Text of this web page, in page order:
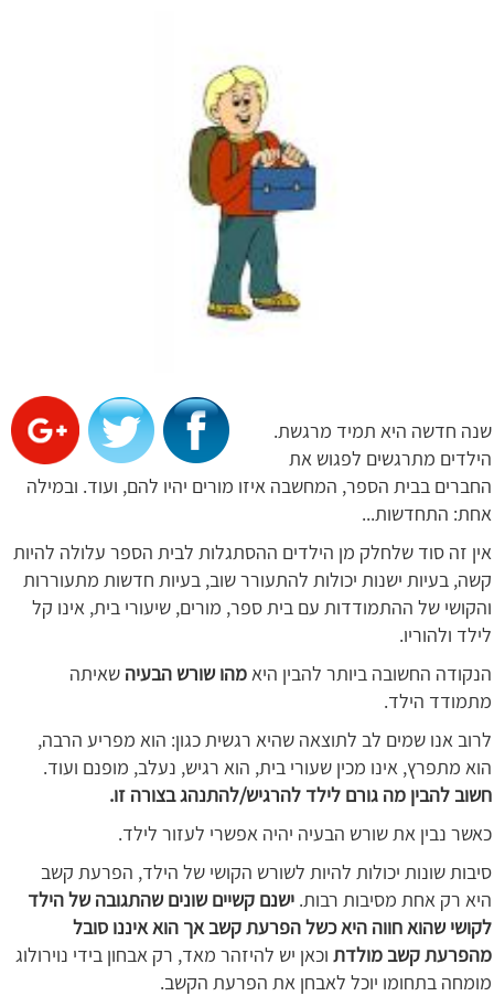
שנה חדשה היא תמיד מרגשת.
הילדים מתרגשים לפגוש את
החברים בבית הספר, המחשבה איזו מורים יהיו להם, ועוד. ובמילה
אחת: התחדשות...
אין זה סוד שלחלק מן הילדים ההסתגלות לבית הספר עלולה להיות
קשה, בעיות ישנות יכולות להתעורר שוב, בעיות חדשות מתעוררות
והקושי של ההתמודדות עם בית ספר, מורים, שיעורי בית, אינו קל
לילד ולהוריו.
הנקודה החשובה ביותר להבין היא מהו שורש הבעיה שאיתה
מתמודד הילד.
לרוב אנו שמים לב לתוצאה שהיא רגשית כגון: הוא מפריע הרבה,
הוא מתפרץ, אינו מכין שעורי בית, הוא רגיש, נעלב, מופנם ועוד.
חשוב להבין מה גורם לילד להרגיש/להתנהג בצורה זו.
כאשר נבין את שורש הבעיה יהיה אפשרי לעזור לילד.
סיבות שונות יכולות להיות לשורש הקושי של הילד, הפרעת קשב
היא רק אחת מסיבות רבות. ישנם קשיים שונים שהתגובה של הילד
לקושי שהוא חווה היא כשל הפרעת קשב אך הוא איננו סובל
מהפרעת קשב מולדת וכאן יש להיזהר מאד, רק אבחון בידי נוירולוג
מומחה בתחומו יוכל לאבחן את הפרעת הקשב.